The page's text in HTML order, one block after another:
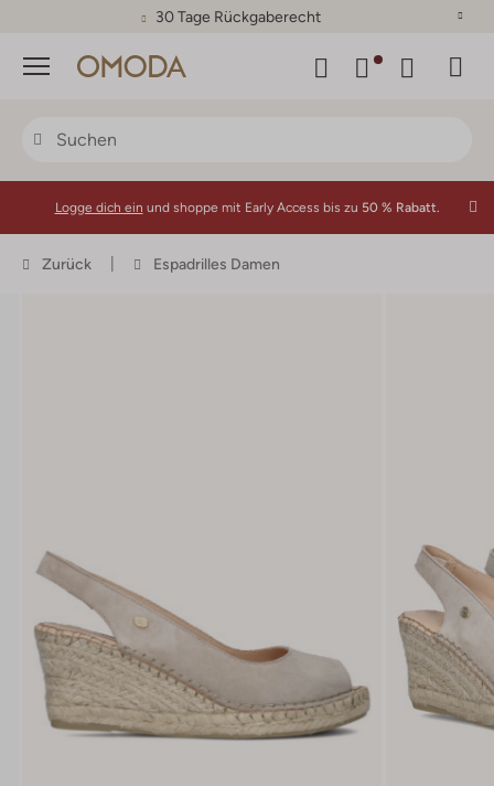
30 Tage Rückgaberecht
Menü
Logge dich ein und shoppe mit Early Access bis zu 50 % Rabatt.
Zurück Espadrilles Damen